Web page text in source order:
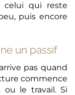
celui qui reste
puis encore
un passif
pas quand
commence
ou le travail. Si